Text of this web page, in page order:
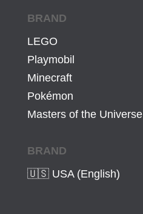
BRAND
LEGO
Playmobil
Minecraft
Pokémon
Masters of the Universe
BRAND
🇺🇸 USA (English)